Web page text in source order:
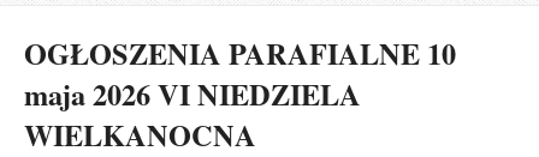
OGŁOSZENIA PARAFIALNE 10
maja 2026 VI NIEDZIELA
WIELKANOCNA